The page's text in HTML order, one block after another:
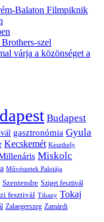
Balaton Filmpiknik
szel
várja a közönséget a
Budapest
gasztronómia Gyula
Kecskemét Keszthely
Miskolc
Művészetek Palotája
Szentendre Sziget fesztivál
fesztivál Tihany Tokaj
Zalaegerszeg Zamárdi